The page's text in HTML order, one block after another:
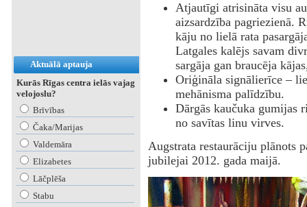
Aktuālā aptauja
Kurās Rīgas centra ielās vajag
velojoslu?
Brīvības
Čaka/Marijas
Valdemāra
Elizabetes
Lāčplēša
Stabu
Atjautīgi atrisināta visu
aizsardzība pagriezienā.
kāju no lielā rata
Latgales kalējs savam
sargāja gan braucēja
Oriģināla signālierīce –
mehānisma palīdzību.
Dārgās kaučuka gumijas
no savītas linu virves.
Augstrata restaurāciju plānots
jubilejai 2012. gada maijā.